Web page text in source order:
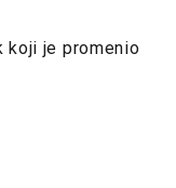
koji je promenio